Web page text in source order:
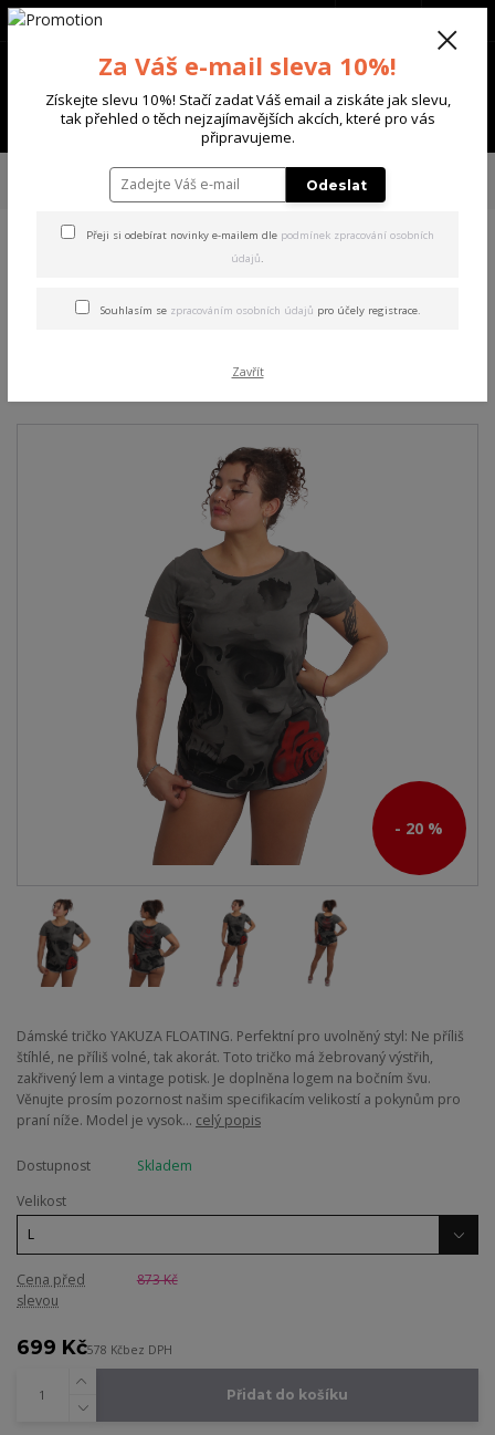
Menu
+420 702 136 620
DÁMSKÉ TRIČKA & TÍLKA
Yakuza dámské tílko Floating Curved
Crew Neck T-Shirt steel/gray L
Yakuza dámské tílko Floating
Curved Crew Neck T-Shirt
- 20 %
Dámské tričko YAKUZA FLOATING. Perfektní pro uvolněný styl: Ne příliš
štíhlé, ne příliš volné, tak akorát. Toto tričko má žebrovaný výstřih,
zakřivený lem a vintage potisk. Je doplněna logem na bočním švu.
Věnujte prosím pozornost našim specifikacím velikostí a pokynům pro
praní níže. Model je vysok... celý popis
Dostupnost
Skladem
Velikost
Cena před
slevou
873 Kč
699 Kč578 Kčbez DPH
Přidat do košíku
Za Váš e-mail sleva 10%!
Získejte slevu 10%! Stačí zadat Váš email a ziskáte jak slevu,
tak přehled o těch nejzajímavějších akcích, které pro vás
připravujeme.
Odeslat
Přeji si odebírat novinky e-mailem dle podmínek zpracování osobních
údajů.
Souhlasím se zpracováním osobních údajů pro účely registrace.
Zavřít